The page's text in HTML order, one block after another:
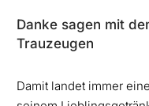
Danke sagen mit
Trauzeugen
Damit landet immer